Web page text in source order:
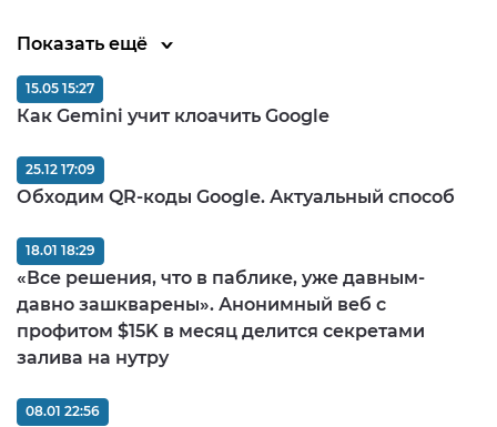
Показать ещё
Как Gemini учит клоачить Google
15.05 15:27
Обходим QR-коды Google. Актуальный способ
25.12 17:09
«Все решения, что в паблике, уже давным-
давно зашкварены». Анонимный веб с
профитом $15K в месяц делится секретами
залива на нутру
18.01 18:29
08.01 22:56